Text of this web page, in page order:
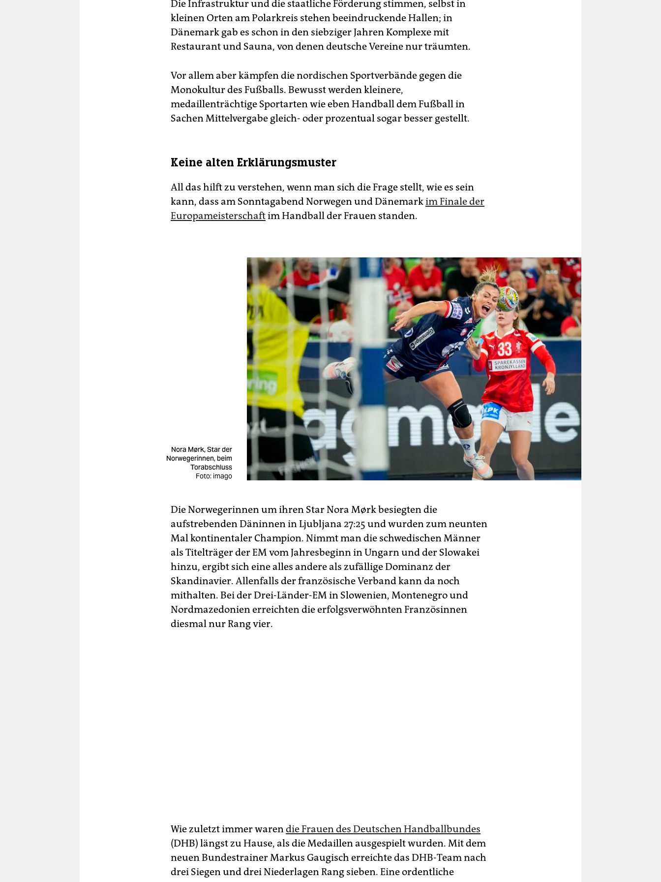
Die Infrastruktur und die staatliche Förderung stimmen, selbst in
kleinen Orten am Polarkreis stehen beeindruckende Hallen; in
Dänemark gab es schon in den siebziger Jahren Komplexe mit
Restaurant und Sauna, von denen deutsche Vereine nur träumten.
Vor allem aber kämpfen die nordischen Sportverbände gegen die
Monokultur des Fußballs. Bewusst werden kleinere,
medaillenträchtige Sportarten wie eben Handball dem Fußball in
Sachen Mittelvergabe gleich- oder prozentual sogar besser gestellt.
Keine alten Erklärungsmuster
All das hilft zu verstehen, wenn man sich die Frage stellt, wie es sein
kann, dass am Sonntagabend Norwegen und Dänemarkim Finale der
Europameisterschaftim Handball der Frauen standen.
Nora Mørk, Star der
Norwegerinnen, beim
Torabschluss
Foto: imago
Die Norwegerinnen um ihren Star Nora Mørk besiegten die
aufstrebenden Däninnen in Ljubljana 27:25 und wurden zum neunten
Mal kontinentaler Champion. Nimmt man die schwedischen Männer
als Titelträger der EM vom Jahresbeginn in Ungarn und der Slowakei
hinzu, ergibt sich eine alles andere als zufällige Dominanz der
Skandinavier. Allenfalls der französische Verband kann da noch
mithalten. Bei der Drei-Länder-EM in Slowenien, Montenegro und
Nordmazedonien erreichten die erfolgsverwöhnten Französinnen
diesmal nur Rang vier.
Wie zuletzt immer warendie Frauen des Deutschen Handballbundes
(DHB) längst zu Hause, als die Medaillen ausgespielt wurden. Mit dem
neuen Bundestrainer Markus Gaugisch erreichte das DHB-Team nach
drei Siegen und drei Niederlagen Rang sieben. Eine ordentliche